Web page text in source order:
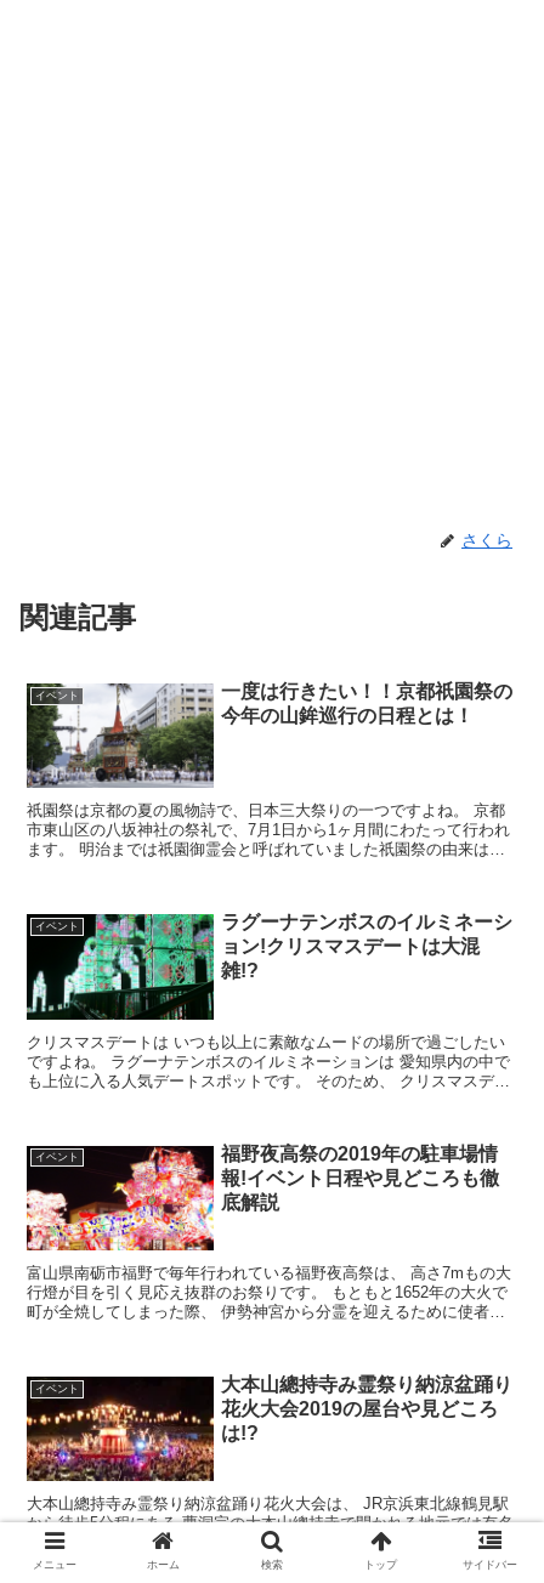
さくら
関連記事
イベント
一度は行きたい！！京都祇園祭の
今年の山鉾巡行の日程とは！
祇園祭は京都の夏の風物詩で、日本三大祭りの一つですよね。 京都
市東山区の八坂神社の祭礼で、7月1日から1ヶ月間にわたって行われ
ます。 明治までは祇園御霊会と呼ばれていました祇園祭の由来は平
イベント
ラグーナテンボスのイルミネーシ
ョン!クリスマスデートは大混
雑!?
クリスマスデートは いつも以上に素敵なムードの場所で過ごしたい
ですよね。 ラグーナテンボスのイルミネーションは 愛知県内の中で
も上位に入る人気デートスポットです。 そのため、 クリスマスデー
イベント
福野夜高祭の2019年の駐車場情
報!イベント日程や見どころも徹
底解説
富山県南砺市福野で毎年行われている福野夜高祭は、 高さ7mもの大
行燈が目を引く見応え抜群のお祭りです。 もともと1652年の大火で
町が全焼してしまった際、 伊勢神宮から分霊を迎えるために使者を
イベント
大本山總持寺み霊祭り納涼盆踊り
花火大会2019の屋台や見どころ
は!?
大本山總持寺み霊祭り納涼盆踊り花火大会は、 JR京浜東北線鶴見駅
から徒歩5分程にある 曹洞宗の大本山總持寺で開かれる地元では有名
なお祭りです。 参道の両脇に屋台がずらりと並び、 どれを食べよう
何にしようと悩んでしまいます。 ...
メニュー ホーム 検索 トップ サイドバー